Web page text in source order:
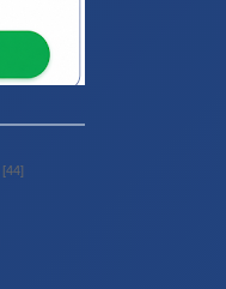
[44]